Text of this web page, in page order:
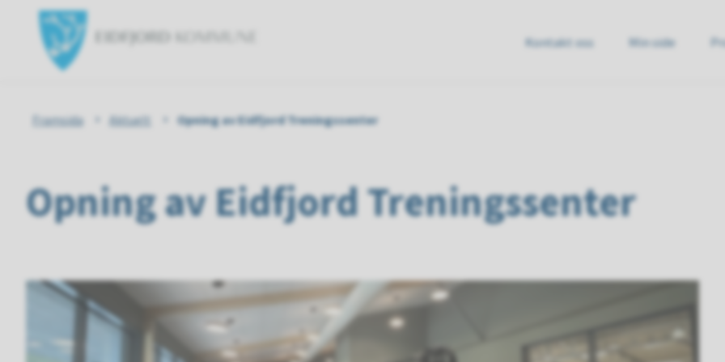
Kontakt oss Min side
Du
her:
Framsida Aktuelt Opning av Eidfjord Treningssenter
Opning av Eidfjord Treningssenter